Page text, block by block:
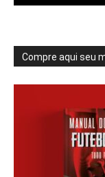
Compre aqui seu